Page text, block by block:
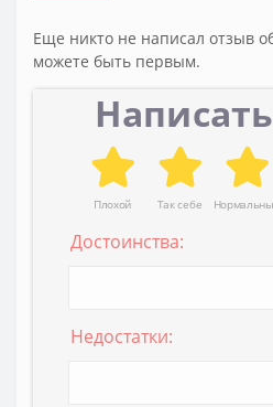
Еще никто не написал отзыв
можете быть первым.
Плохой Так себе
Достоинства:
Недостатки: